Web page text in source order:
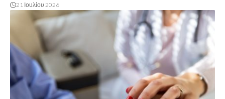
21 Ιουλίου 2026